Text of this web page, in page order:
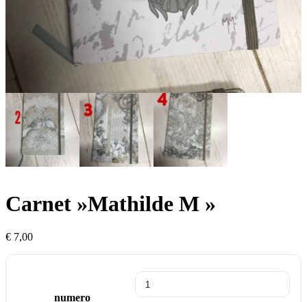
Carnet »Mathilde M »
€ 7,00
numero